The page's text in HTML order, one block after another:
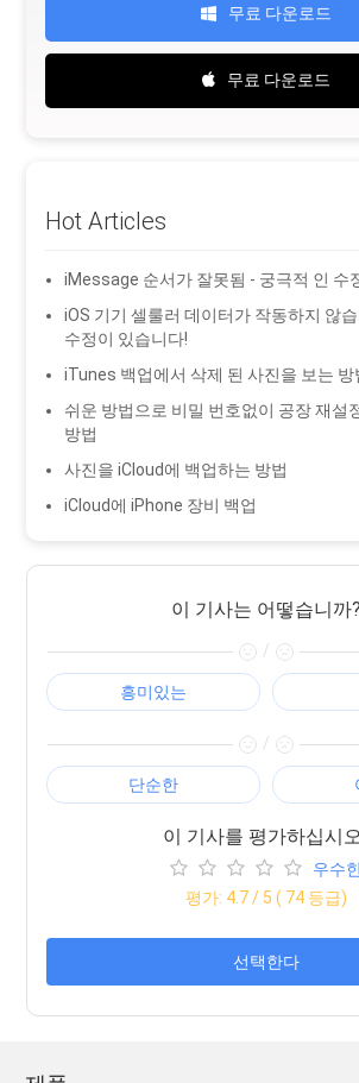
무료 다운로드
무료 다운로드
Hot Articles
iMessage 순서가 잘못됨 - 궁극적 인 수
iOS 기기 셀룰러 데이터가 작동하지 않
수정이 있습니다!
iTunes 백업에서 삭제 된 사진을 보는 방
쉬운 방법으로 비밀 번호없이 공장 재설
방법
사진을 iCloud에 백업하는 방법
iCloud에 iPhone 장비 백업
이 기사는 어떻습니까?
/
흥미있는
/
단순한
이 기사를 평가하십시
우수
평가: 4.7/ 5 ( 74 등급)
선택한다